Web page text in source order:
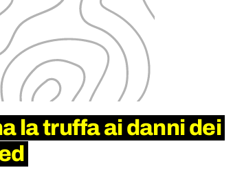
la truffa ai danni dei